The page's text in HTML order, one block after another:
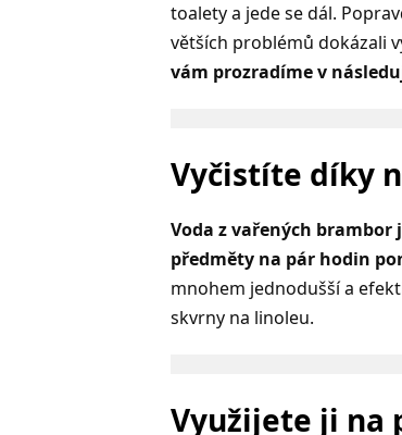
toalety a jede se dál.
větších problémů dokázali
vám prozradíme v
Vyčistíte díky
Voda z vařených
předměty na pár hodin
mnohem jednodušší a
skvrny na linoleu.
Využijete ji na